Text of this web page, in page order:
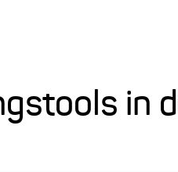
in